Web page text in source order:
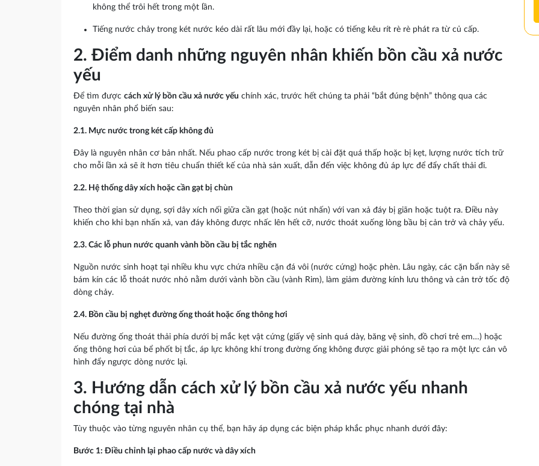
không thể trôi hết trong một lần.
Tiếng nước chảy trong két nước kéo dài rất lâu mới đầy lại, hoặc có tiếng kêu rít rè rè phát ra từ củ cấp.
2. Điểm danh những nguyên nhân khiến bồn cầu xả nước
yếu
Để tìm được cách xử lý bồn cầu xả nước yếu chính xác, trước hết chúng ta phải “bắt đúng bệnh” thông qua các
nguyên nhân phổ biến sau:
2.1. Mực nước trong két cấp không đủ
Đây là nguyên nhân cơ bản nhất. Nếu phao cấp nước trong két bị cài đặt quá thấp hoặc bị kẹt, lượng nước tích trữ
cho mỗi lần xả sẽ ít hơn tiêu chuẩn thiết kế của nhà sản xuất, dẫn đến việc không đủ áp lực để đẩy chất thải đi.
2.2. Hệ thống dây xích hoặc cần gạt bị chùn
Theo thời gian sử dụng, sợi dây xích nối giữa cần gạt (hoặc nút nhấn) với van xả đáy bị giãn hoặc tuột ra. Điều này
khiến cho khi bạn nhấn xả, van đáy không được nhấc lên hết cỡ, nước thoát xuống lòng bầu bị cản trở và chảy yếu.
2.3. Các lỗ phun nước quanh vành bồn cầu bị tắc nghẽn
Nguồn nước sinh hoạt tại nhiều khu vực chứa nhiều cặn đá vôi (nước cứng) hoặc phèn. Lâu ngày, các cặn bẩn này sẽ
bám kín các lỗ thoát nước nhỏ nằm dưới vành bồn cầu (vành Rim), làm giảm đường kính lưu thông và cản trở tốc độ
dòng chảy.
2.4. Bồn cầu bị nghẹt đường ống thoát hoặc ống thông hơi
Nếu đường ống thoát thải phía dưới bị mắc kẹt vật cứng (giấy vệ sinh quá dày, băng vệ sinh, đồ chơi trẻ em…) hoặc
ống thông hơi của bể phốt bị tắc, áp lực không khí trong đường ống không được giải phóng sẽ tạo ra một lực cản vô
hình đẩy ngược dòng nước lại.
3. Hướng dẫn cách xử lý bồn cầu xả nước yếu nhanh
chóng tại nhà
Tùy thuộc vào từng nguyên nhân cụ thể, bạn hãy áp dụng các biện pháp khắc phục nhanh dưới đây:
Bước 1: Điều chỉnh lại phao cấp nước và dây xích